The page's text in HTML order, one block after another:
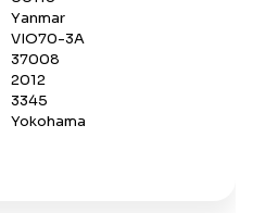
Yanmar
VIO70-3A
37008
2012
3345
Yokohama